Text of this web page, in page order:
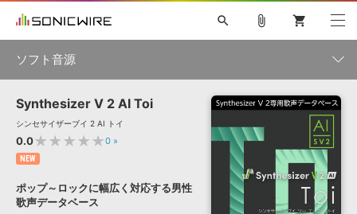
ソフト音源 »
プラグイン・エフェクト »
search
初音ミク NT 鏡音リン・レン V4X 巡音ルカ V4X
MEIKO V3
KAITO V3
VOCALOID TOONTRACK
SPITFIRE AUDIO
VIENNA
EZ DRUMMER 3
ライセンスフリーBGM
ボーカル抜き出し
DUBSTEP
ELECTRONICA
EDM TRANCE MUTANT
ROUTER.FM
attach_file shopping_cart
ソフト音源
製品一覧
Synthesizer V 2 AI Toi
シンセサイザーブイ 2 AI トイ
0.0★★★★★0 »
NEW
ポップ～ロックに幅広く対応する男性
歌声データベース